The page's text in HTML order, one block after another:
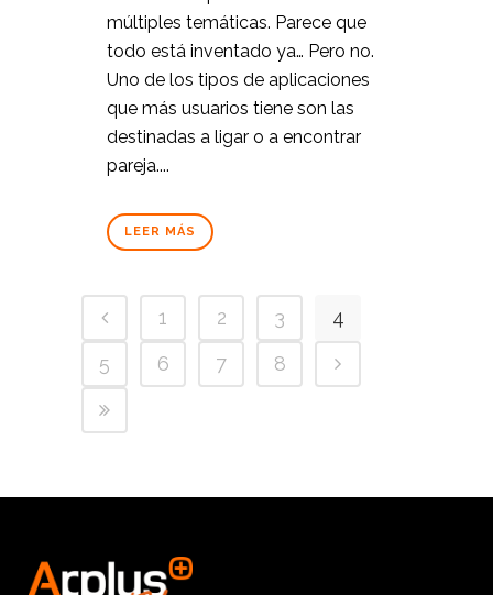
múltiples temáticas. Parece que
todo está inventado ya… Pero no.
Uno de los tipos de aplicaciones
que más usuarios tiene son las
destinadas a ligar o a encontrar
pareja....
LEER MÁS
1 2 3
4
5
6 7 8